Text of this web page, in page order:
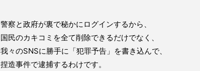
警察と政府が裏で秘かにログインするから、
国民のカキコミを全て削除できるだけでなく、
我々のSNSに勝手に「犯罪予告」を書き込んで、
捏造事件で逮捕するわけです。